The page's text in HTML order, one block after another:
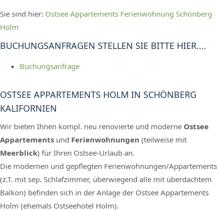
Sie sind hier: Ostsee Appartements Ferienwohnung Schönberg
Holm
BUCHUNGSANFRAGEN STELLEN SIE BITTE HIER....
Buchungsanfrage
OSTSEE APPARTEMENTS HOLM IN SCHÖNBERG
KALIFORNIEN
Wir bieten Ihnen kompl. neu renovierte und moderne Ostsee
Appartements und Ferienwohnungen (teilweise mit
Meerblick) für Ihren Ostsee-Urlaub an.
Die modernen und gepflegten Ferienwohnungen/Appartements
(z.T. mit sep. Schlafzimmer, überwiegend alle mit überdachtem
Balkon) befinden sich in der Anlage der Ostsee Appartements
Holm (ehemals Ostseehotel Holm).